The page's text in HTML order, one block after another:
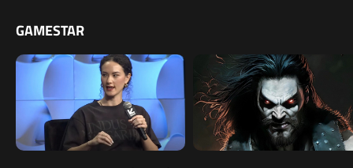
GAMESTAR